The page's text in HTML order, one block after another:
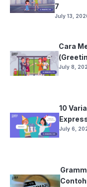
7
July 13,
Cara
July 8,
10
July 6,